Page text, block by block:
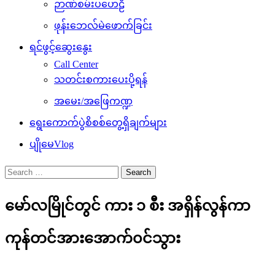
ဉာဏ်စမ်းပဟေဠိ
ဖုန်းဘေလ်မဲဖောက်ခြင်း
ရင်ဖွင့်ဆွေးနွေး
Call Center
သတင်းစကားပေးပို့ရန်
အမေး/အဖြေကဏ္ဍ
ရွေးကောက်ပွဲစိစစ်တွေ့ရှိချက်များ
ပျိုမေVlog
Search
for:
မော်လမြိုင်တွင် ကား ၁ စီး အရှိန်လွန်ကာ
ကုန်တင်အားအောက်၀င်သွား